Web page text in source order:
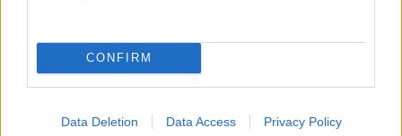
CONFIRM
Data Deletion Data Access Privacy Policy
Ko postajamo starejši, se telo spreminja, zato je
pomembno, da svoje vadbene navade prilagodimo
tem spremembam. Raztezne vaje prilagodite svojim